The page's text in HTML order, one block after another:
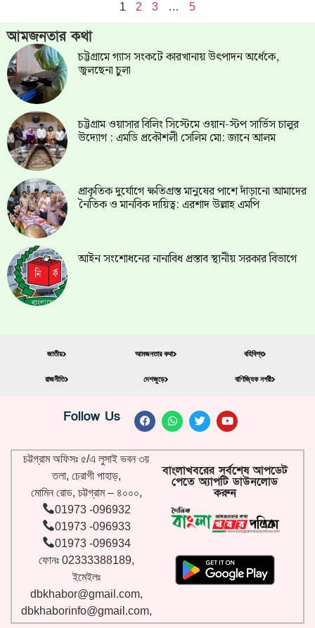
1 2 3 … 5
আমজনতার কথা
চট্টগ্রামে গ্যাস সংকটে কারখানায় উৎপাদন অর্ধেকে,
জ্বলছেনা চুলা
চট্টগ্রাম ওয়াসার বিলিং সিস্টেমে ওয়ান-স্টপ সার্ভিস চালুর
উদ্যোগ : এমডি প্রকৌশলী সেলিম মো: জানে আলম
প্রাকৃতিক দুর্যোগে ক্ষতিগ্রস্ত মানুষের পাশে দাঁড়ানো আমাদের
নৈতিক ও মানবিক দায়িত্ব: এরশাদ উল্লাহ এমপি
আইন সংশোধনের নানাবিধ প্রস্তাব স্থানীয় সরকার বিভাগে
জাতীয়
রাজনীতি
আমজনতার কথা
দেশজুড়ে
বহিবিশ্ব
বাণিজ্যিক নগরী
Follow Us
চট্টগ্রাম অফিসঃ ৫/এ লুসাই ভবন ৩য়
তলা, চেরাগী পাহাড়,
মোমিন রোড, চট্টগ্রাম – ৪০০০,
01973 -096932
01973 -096933
01973 -096934
ফোনঃ 02333388189,
ইমেইলঃ
dbkhabor@gmail.com,
dbkhaborinfo@gmail.com,
বাংলাখবরের সর্বশেষ আপডেট
পেতে অ্যাপটি ডাউনলোড
করুন